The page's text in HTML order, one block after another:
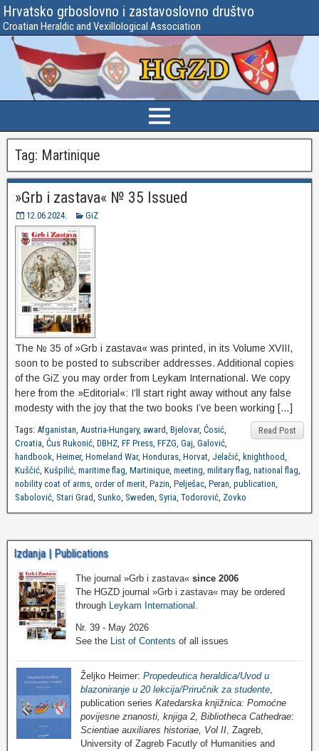
Hrvatsko grboslovno i zastavoslovno društvo
Croatian Heraldic and Vexillological Association
Tag: Martinique
»Grb i zastava« № 35 Issued
12.06.2024. GiZ
The № 35 of »Grb i zastava« was printed, in its Volume XVIII,
soon to be posted to subscriber addresses. Additional copies
of the GiZ you may order from Leykam International. We copy
here from the »Editorial«: I’ll start right away without any false
modesty with the joy that the two books I’ve been working […]
Read Post
Tags: Afganistan, Austria-Hungary, award, Bjelovar, Ćosić,
Croatia, Ćus Rukonić, DBHZ, FF Press, FFZG, Gaj, Galović,
handbook, Heimer, Homeland War, Honduras, Horvat, Jelačić, knighthood,
Kuščić, Kušpilić, maritime flag, Martinique, meeting, military flag, national flag,
nobility coat of arms, order of merit, Pazin, Pelješac, Peran, publication,
Sabolović, Stari Grad, Sunko, Sweden, Syria, Todorović, Zovko
Izdanja | Publications
The journal »Grb i zastava« since 2006
The HGZD journal »Grb i zastava« may be ordered
through
Leykam International
Nr. 39 - May 2026
See the
List of Contents of all issues
Željko Heimer: Propedeutica heraldica/Uvod u
blazoniranje u 20 lekcija/Priručnik za studente,
publication series Katedarska knjižnica: Pomoćne
povijesne znanosti, knjiga 2, Bibliotheca Cathedrae:
Scientiae auxiliares historiae, Vol II, Zagreb,
University of Zagreb Facutly of Humanities and